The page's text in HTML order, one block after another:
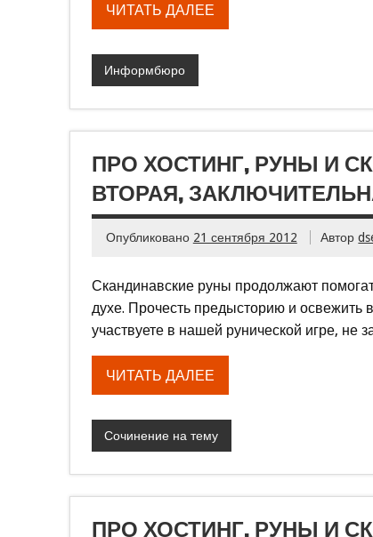
ЧИТАТЬ ДАЛЕЕ
Информбюро
ПРО ХОСТИНГ, РУНЫ И
ВТОРАЯ,
Опубликовано 21 сентября 2012 Автор
Скандинавские руны продолжают
духе. Прочесть предысторию и освежить
участвуете в нашей рунической игре, не
ЧИТАТЬ ДАЛЕЕ
Сочинение на тему
ПРО ХОСТИНГ, РУНЫ И